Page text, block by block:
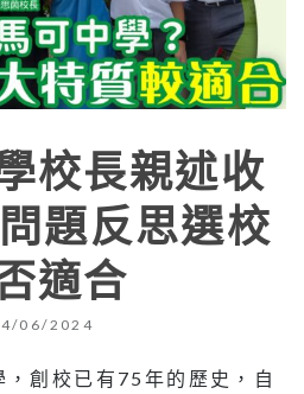
校長親述收
題反思選校
適合
06/2024
創校已有75年的歷史，自